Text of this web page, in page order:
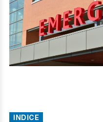
INDICE